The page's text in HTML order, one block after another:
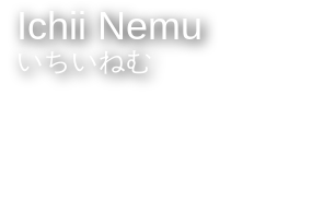
Ichii Nemu
いちいねむ